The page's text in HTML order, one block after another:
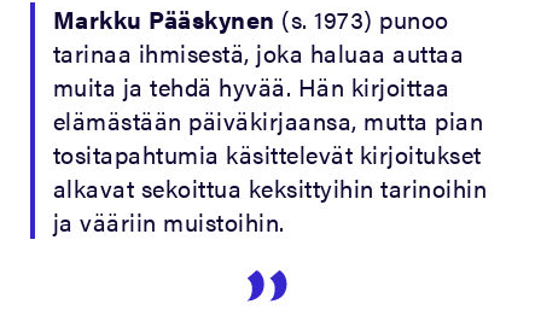
Markku Pääskynen (s. 1973) punoo
tarinaa ihmisestä, joka haluaa auttaa
muita ja tehdä hyvää. Hän kirjoittaa
elämästään päiväkirjaansa, mutta pian
tositapahtumia käsittelevät kirjoitukset
alkavat sekoittua keksittyihin tarinoihin
ja vääriin muistoihin.